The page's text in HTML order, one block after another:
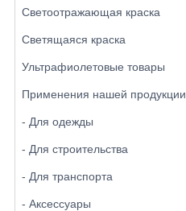
Светоотражающая краска
Светящаяся краска
Ультрафиолетовые товары
Применения нашей продукции
- Для одежды
- Для строительства
- Для транспорта
- Аксессуары